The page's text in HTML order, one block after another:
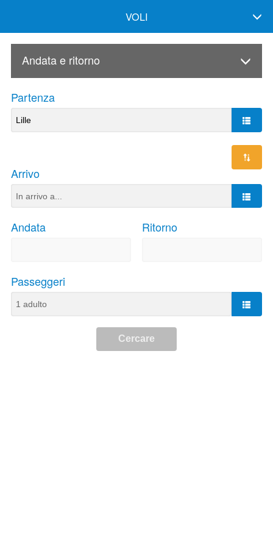
VOLI
Andata e ritorno
Partenza
Arrivo
Andata Ritorno
Passeggeri
Cercare